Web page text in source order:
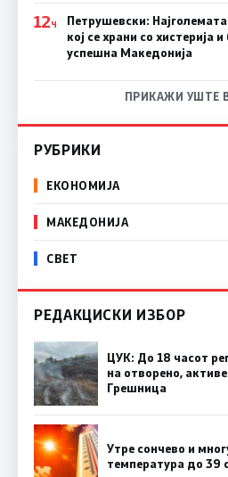
12Ч
Петрушевски:
кој се храни со хистерија
успешна Македонија
ПРИКАЖИ УШТЕ
РУБРИКИ
ЕКОНОМИЈА
МАКЕДОНИЈА
СВЕТ
РЕДАКЦИСКИ ИЗБОР
ЦУК: До 18 часот
на отворено,
Грешница
Утре сончево и
температура до 39